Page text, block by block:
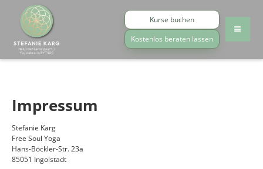
Kurse buchen
Kostenlos beraten lassen
Impressum
Stefanie Karg
Free Soul Yoga
Hans-Böckler-Str. 23a
85051 Ingolstadt